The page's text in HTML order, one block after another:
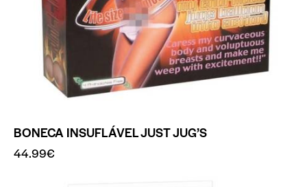
BONECA INSUFLÁVEL JUST JUG’S
44.99€